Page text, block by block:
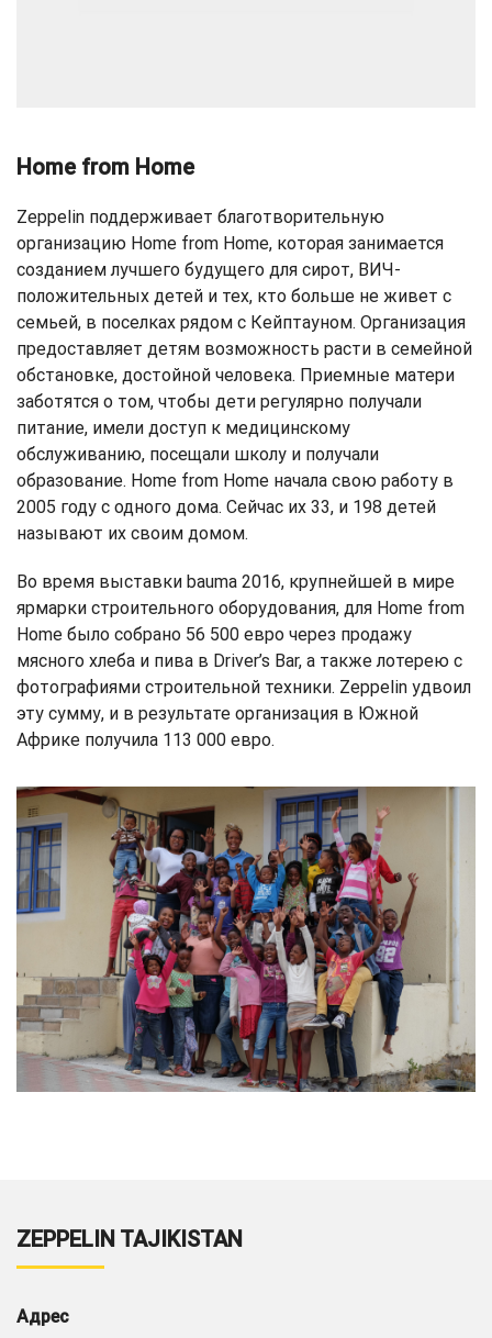
Home from Home
Zeppelin поддерживает благотворительную
организацию Home from Home, которая занимается
созданием лучшего будущего для сирот, ВИЧ-
положительных детей и тех, кто больше не живет с
семьей, в поселках рядом с Кейптауном. Организация
предоставляет детям возможность расти в семейной
обстановке, достойной человека. Приемные матери
заботятся о том, чтобы дети регулярно получали
питание, имели доступ к медицинскому
обслуживанию, посещали школу и получали
образование. Home from Home начала свою работу в
2005 году с одного дома. Сейчас их 33, и 198 детей
называют их своим домом.
Во время выставки bauma 2016, крупнейшей в мире
ярмарки строительного оборудования, для Home from
Home было собрано 56 500 евро через продажу
мясного хлеба и пива в Driver’s Bar, а также лотерею с
фотографиями строительной техники. Zeppelin удвоил
эту сумму, и в результате организация в Южной
Африке получила 113 000 евро.
ZEPPELIN TAJIKISTAN
Адрес